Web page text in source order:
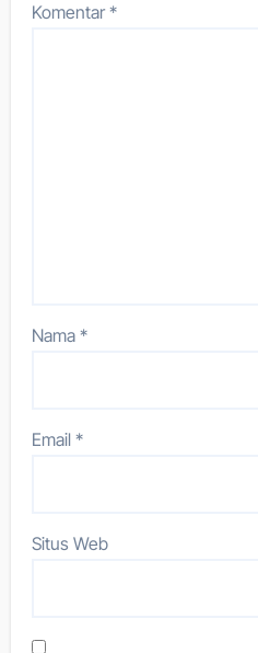
Komentar*
Nama*
Email*
Situs Web